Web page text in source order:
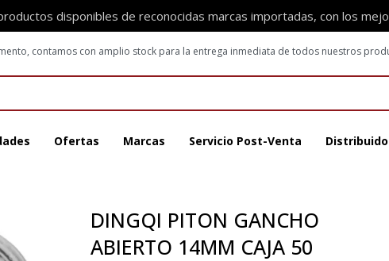
disponibles de reconocidas marcas importadas, con los
Ofertas Marcas Servicio Post-Venta
contamos con amplio stock para la entrega inmediata de todos nuestros
DINGQI PITON GANCHO
ABIERTO 14MM CAJA 50